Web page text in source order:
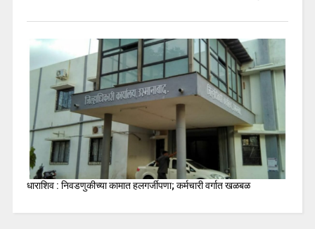
धाराशिव : निवडणुकीच्या कामात हलगर्जीपणा; कर्मचारी वर्गात खळबळ